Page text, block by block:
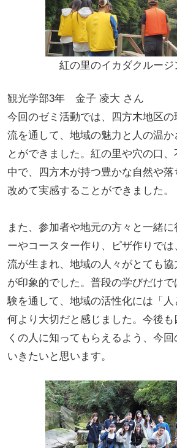
紅の里のイカダクルージ
観光学部3年 金子 凌大 さん
今回のゼミ活動では、四方木地区
流を通して、地域の魅力と人の温か
とができました。紅の里や穴の口
中で、四方木が持つ豊かな自然や
改めて実感することができました。
また、参加者や地元の方々と一緒
ーやコースター作り、ピザ作りで
流が生まれ、地域の人々がとても協
が印象的でした。普段の学びだけ
験を通して、地域の活性化には「
何より大切だと感じました。今後も
くの人に知ってもらえるよう、今
いきたいと思います。